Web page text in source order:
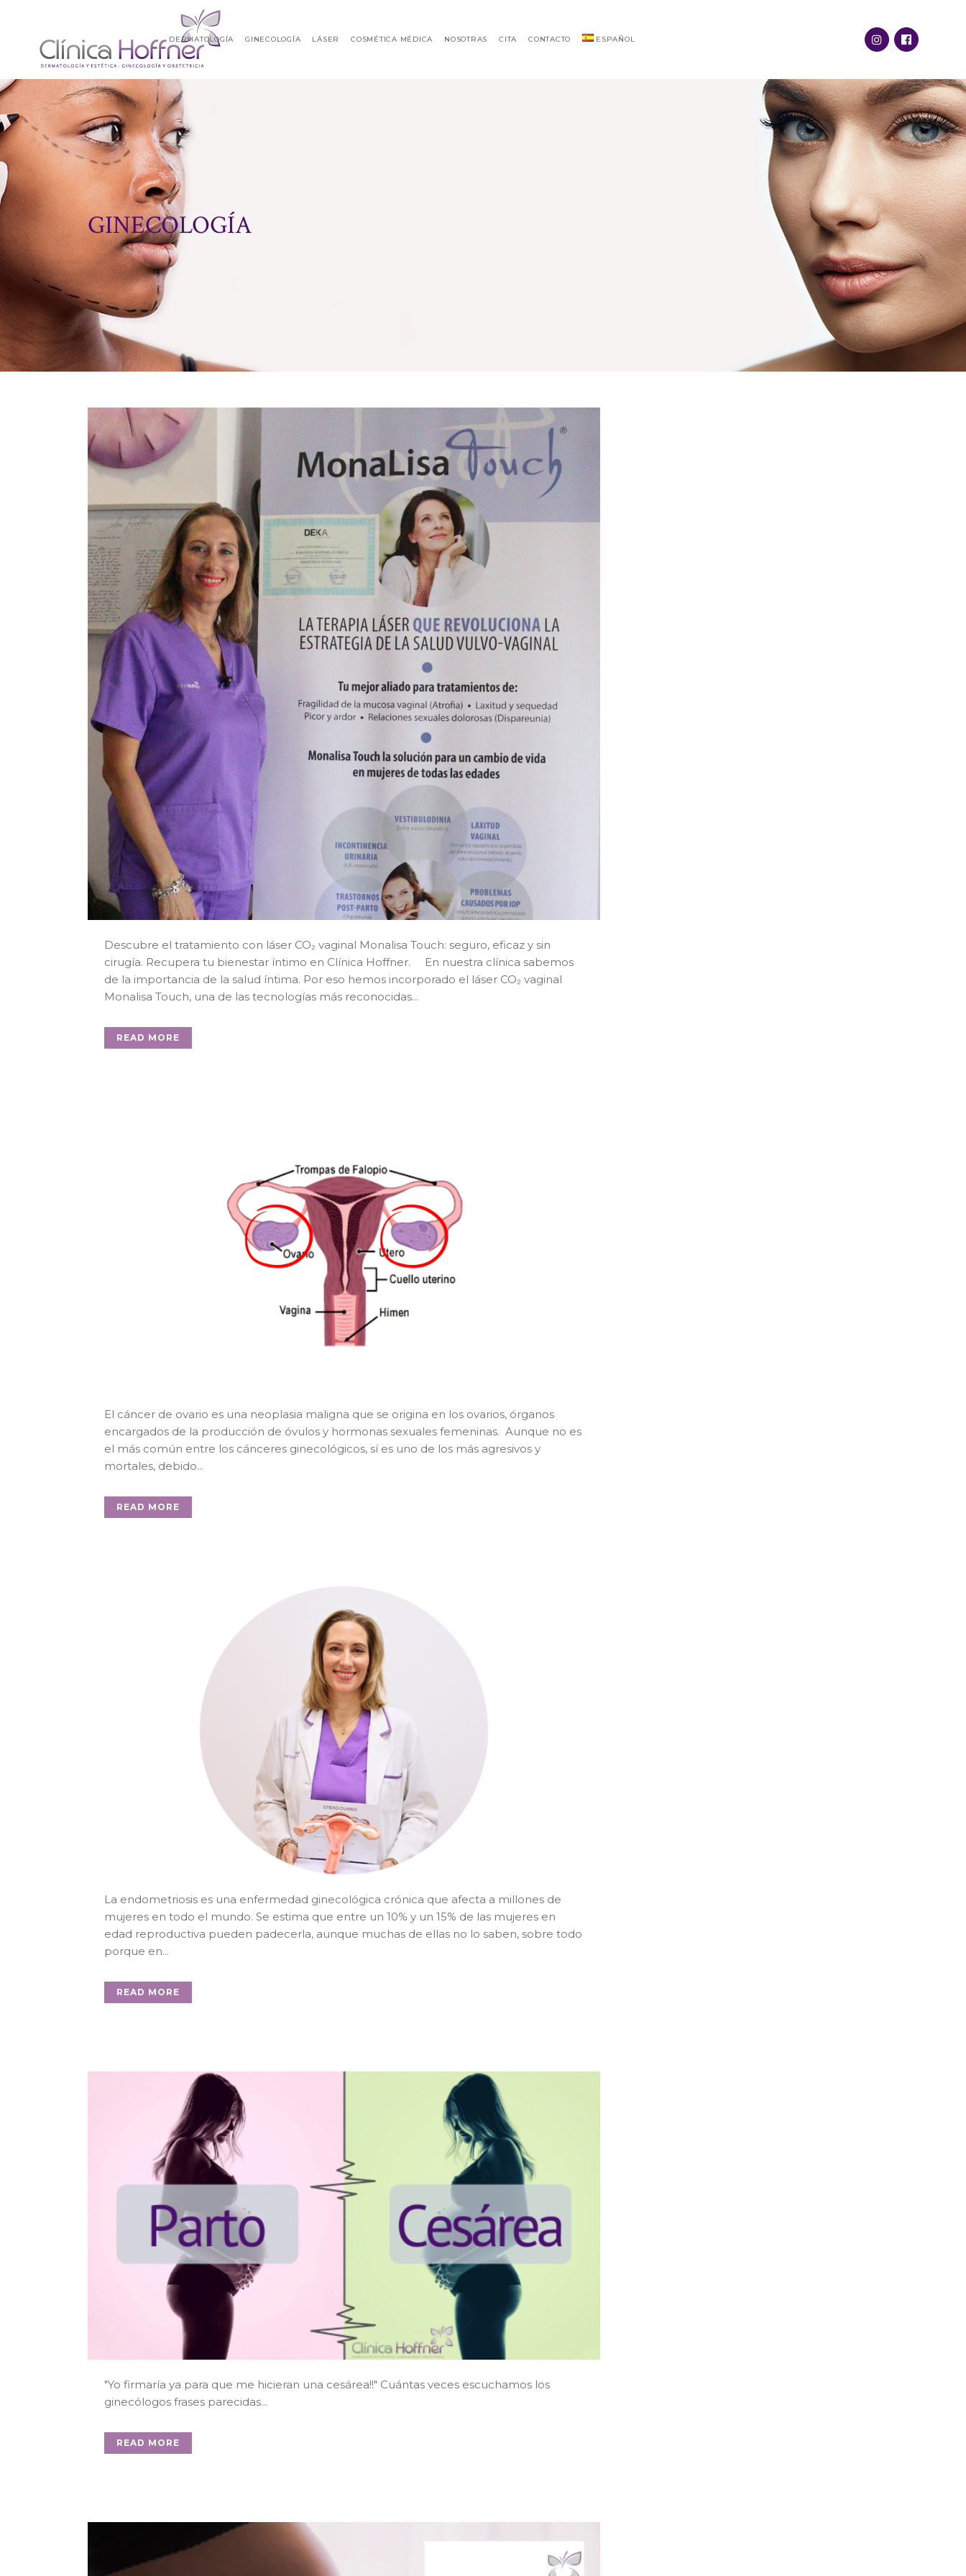
DERMATOLOGÍA GINECOLOGÍA LÁSER COSMÉTICA MÉDICA NOSOTRAS CITA CONTACTO ESPAÑOL
GINECOLOGÍA
Descubre el tratamiento con láser CO₂ vaginal Monalisa Touch: seguro, eficaz y sin
cirugía. Recupera tu bienestar íntimo en Clínica Hoffner. En nuestra clínica sabemos
de la importancia de la salud íntima. Por eso hemos incorporado el láser CO₂ vaginal
Monalisa Touch, una de las tecnologías más reconocidas...
READ MORE
El cáncer de ovario es una neoplasia maligna que se origina en los ovarios, órganos
encargados de la producción de óvulos y hormonas sexuales femeninas. Aunque no es
el más común entre los cánceres ginecológicos, sí es uno de los más agresivos y
mortales, debido...
READ MORE
La endometriosis es una enfermedad ginecológica crónica que afecta a millones de
mujeres en todo el mundo. Se estima que entre un 10% y un 15% de las mujeres en
edad reproductiva pueden padecerla, aunque muchas de ellas no lo saben, sobre todo
porque en...
READ MORE
"Yo firmaría ya para que me hicieran una cesárea!!" Cuántas veces escuchamos los
ginecólogos frases parecidas...
READ MORE